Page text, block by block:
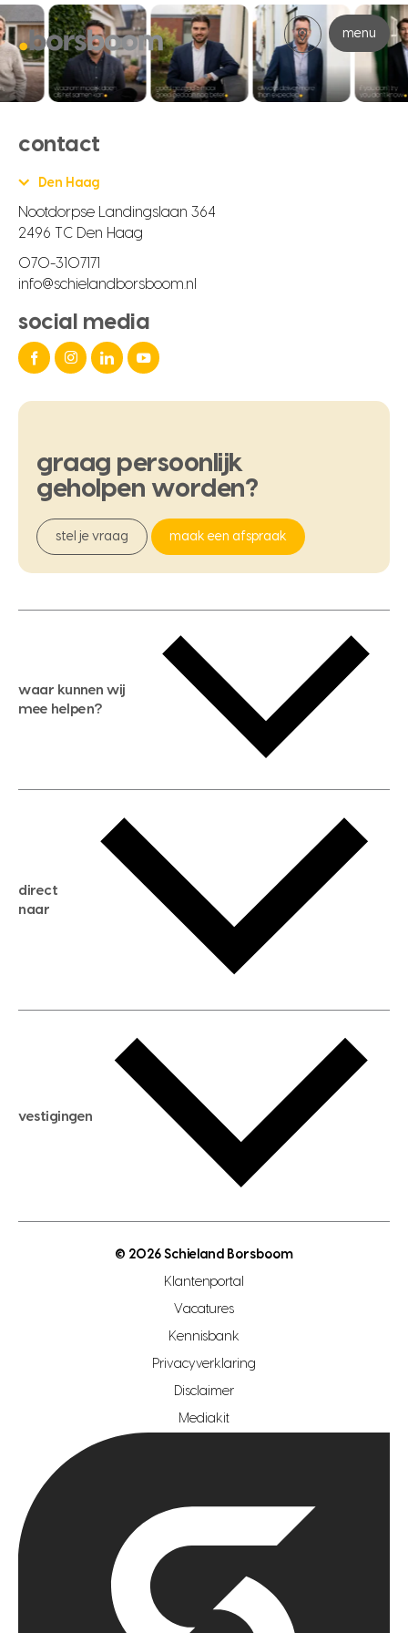
menu
contact
Den Haag
Nootdorpse Landingslaan 364
2496 TC Den Haag
070-3107171
info@schielandborsboom.nl
social media
graag persoonlijk
geholpen worden?
stel je vraag maak een afspraak
waar kunnen wij
mee helpen?
gratis zoekservice
huis verkopen
huis kopen
aankoopadvies
verkoopadvies
hypotheekadvies
direct
naar
hypotheek berekenen
maximale hypotheek berekenen
hypotheek bespaarcheck
gratis zoekprofiel aanmaken
open woningwaarde dag
vestigingen
makelaar regio zoetermeer
hypotheekshop regio den haag
hypotheekshop regio rotterdam
© 2026 Schieland Borsboom
Klantenportal
Vacatures
Kennisbank
Privacyverklaring
Disclaimer
Mediakit